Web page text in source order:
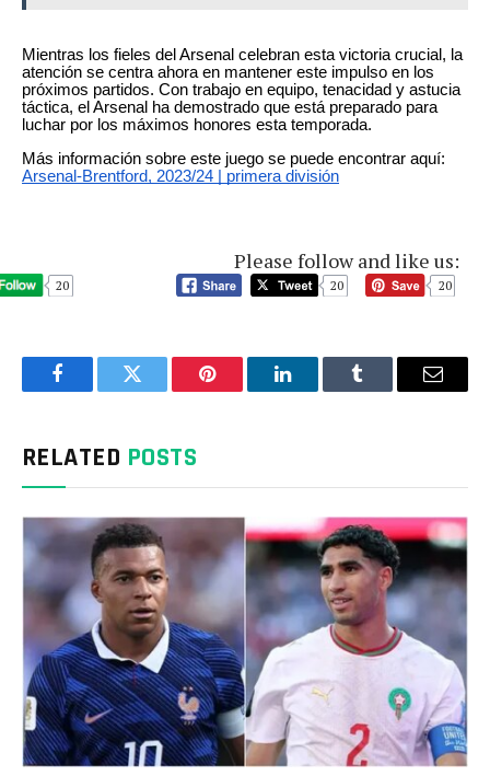
Mientras los fieles del Arsenal celebran esta victoria crucial, la
atención se centra ahora en mantener este impulso en los
próximos partidos. Con trabajo en equipo, tenacidad y astucia
táctica, el Arsenal ha demostrado que está preparado para
luchar por los máximos honores esta temporada.
Más información sobre este juego se puede encontrar aquí:
Arsenal-Brentford, 2023/24 | primera división
Please follow and like us:
20 20 20
FacebookTwitter Pinterest LinkedInTumblr Email
RELATED POSTS